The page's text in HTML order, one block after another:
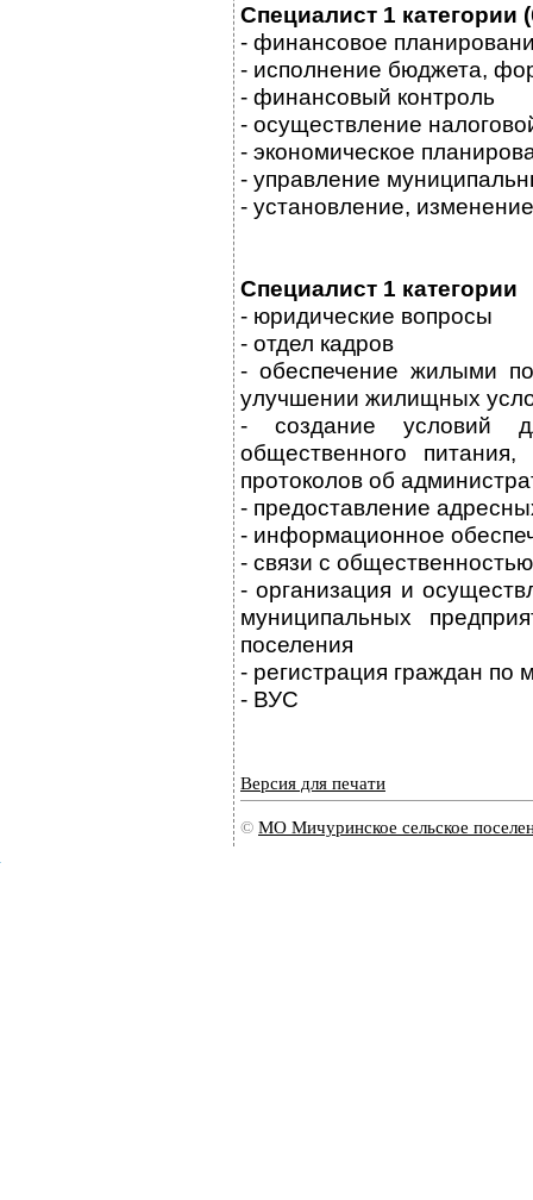
Специалист 1 категории
- финансовое
- исполнение бюджета,
- финансовый контроль
- осуществление
- экономическое
- управление
- установление,
Специалист 1 категории
- юридические вопросы
- отдел кадров
- обеспечение жилыми
улучшении жилищных
- создание условий
общественного
протоколов об
- предоставление
- информационное
- связи с
- организация и
муниципальных
поселения
- регистрация граждан по
- ВУС
Версия для печати
© МО Мичуринское сельское